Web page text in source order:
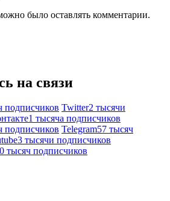
было оставлять комментарии.
на связи
подписчиков Twitter2 тысячи
1 тысяча подписчиков
подписчиков Telegram57 тысяч
3 тысячи подписчиков
тысяч подписчиков